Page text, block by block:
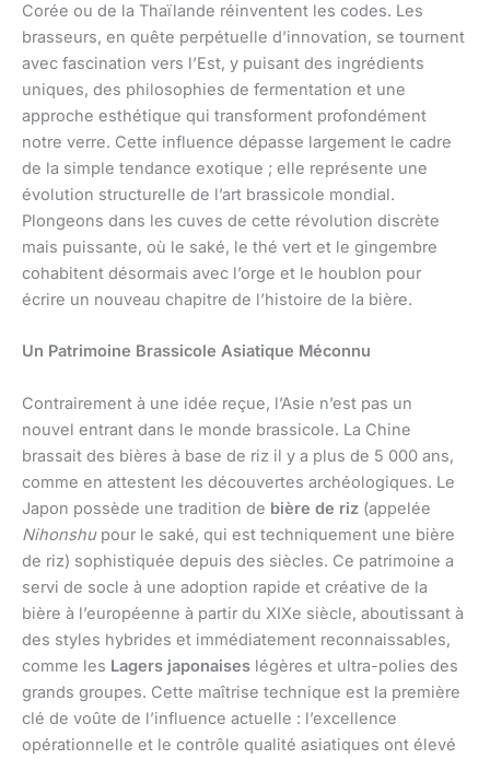
Corée ou de la Thaïlande réinventent les codes. Les
brasseurs, en quête perpétuelle d’innovation, se tournent
avec fascination vers l’Est, y puisant des ingrédients
uniques, des philosophies de fermentation et une
approche esthétique qui transforment profondément
notre verre. Cette influence dépasse largement le cadre
de la simple tendance exotique ; elle représente une
évolution structurelle de l’art brassicole mondial.
Plongeons dans les cuves de cette révolution discrète
mais puissante, où le saké, le thé vert et le gingembre
cohabitent désormais avec l’orge et le houblon pour
écrire un nouveau chapitre de l’histoire de la bière.
Un Patrimoine Brassicole Asiatique Méconnu
Contrairement à une idée reçue, l’Asie n’est pas un
nouvel entrant dans le monde brassicole. La Chine
brassait des bières à base de riz il y a plus de 5 000 ans,
comme en attestent les découvertes archéologiques. Le
Japon possède une tradition de bière de riz (appelée
Nihonshupour le saké, qui est techniquement une bière
de riz) sophistiquée depuis des siècles. Ce patrimoine a
servi de socle à une adoption rapide et créative de la
bière à l’européenne à partir du XIXe siècle, aboutissant à
des styles hybrides et immédiatement reconnaissables,
comme les Lagers japonaises légères et ultra-polies des
grands groupes. Cette maîtrise technique est la première
clé de voûte de l’influence actuelle : l’excellence
opérationnelle et le contrôle qualité asiatiques ont élevé